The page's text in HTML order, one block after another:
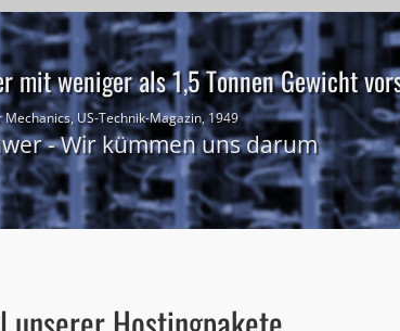
mit weniger als 1,5 Tonnen Gewicht
Mechanics, US-Technik-Magazin, 1949
- Wir kümmen uns darum